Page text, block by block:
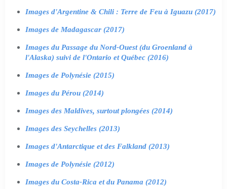
Images d'Argentine & Chili : Terre de Feu à Iguazu (2017)
Images de Madagascar (2017)
Images du Passage du Nord-Ouest (du Groenland à
l'Alaska) suivi de l'Ontario et Québec (2016)
Images de Polynésie (2015)
Images du Pérou (2014)
Images des Maldives, surtout plongées (2014)
Images des Seychelles (2013)
Images d'Antarctique et des Falkland (2013)
Images de Polynésie (2012)
Images du Costa-Rica et du Panama (2012)